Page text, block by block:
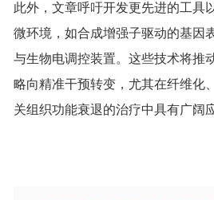
此外，文章呼吁开发更先进的工具
微环境，如合成增强子驱动的基因
与生物电调控装置。这些技术将推
略向精准干预转变，尤其在纤维化
关组织功能衰退的治疗中具有广阔